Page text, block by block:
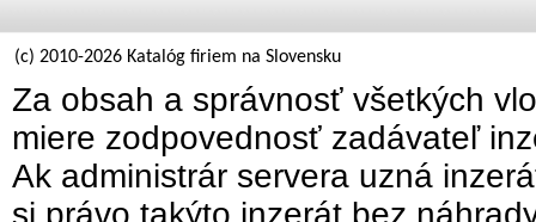
(c) 2010-2026 Katalóg firiem na Slovensku
Za obsah a správnosť všetkých
miere zodpovednosť zadávateľ
Ak administrár servera uzná
si právo takýto inzerát bez